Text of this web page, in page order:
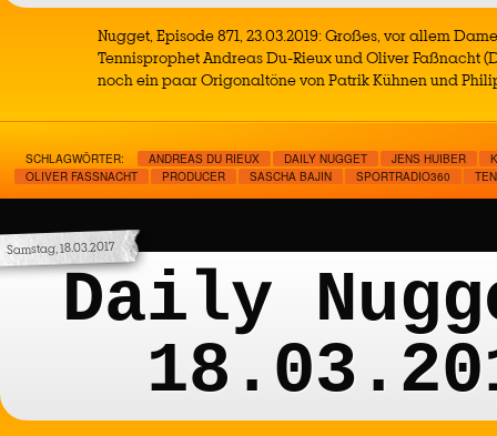
Nugget, Episode 871, 23.03.2019: Großes, vor allem
Tennisprophet Andreas Du-Rieux und Oliver Faßnacht
noch ein paar Origonaltöne von Patrik Kühnen und
SCHLAGWÖRTER: ANDREAS DU RIEUX DAILY NUGGET JENS HUIBER
OLIVER FASSNACHT
PRODUCER SASCHA BAJIN SPORTRADIO360
Samstag, 18.03.2017
Daily